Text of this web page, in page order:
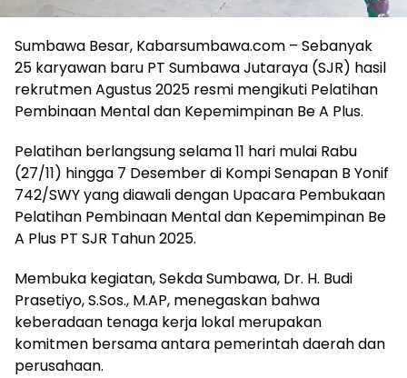
Sumbawa Besar, Kabarsumbawa.com – Sebanyak
25 karyawan baru PT Sumbawa Jutaraya (SJR) hasil
rekrutmen Agustus 2025 resmi mengikuti Pelatihan
Pembinaan Mental dan Kepemimpinan Be A Plus.
Pelatihan berlangsung selama 11 hari mulai Rabu
(27/11) hingga 7 Desember di Kompi Senapan B Yonif
742/SWY yang diawali dengan Upacara Pembukaan
Pelatihan Pembinaan Mental dan Kepemimpinan Be
A Plus PT SJR Tahun 2025.
Membuka kegiatan, Sekda Sumbawa, Dr. H. Budi
Prasetiyo, S.Sos., M.AP, menegaskan bahwa
keberadaan tenaga kerja lokal merupakan
komitmen bersama antara pemerintah daerah dan
perusahaan.